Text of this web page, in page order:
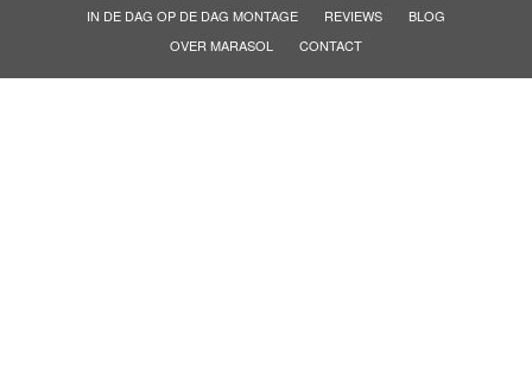
IN DE DAG OP DE DAG MONTAGE
REVIEWS
BLOG
OVER MARASOL
CONTACT